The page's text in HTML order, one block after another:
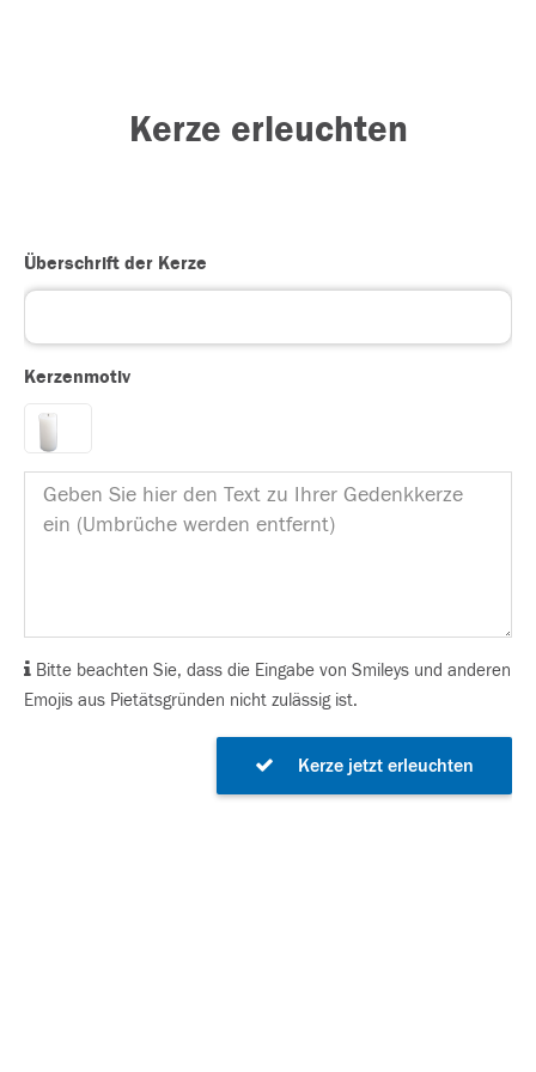
Kerze erleuchten
Überschrift der Kerze
Kerzenmotiv
Bitte beachten Sie, dass die Eingabe von Smileys und anderen
Emojis aus Pietätsgründen nicht zulässig ist.
Kerze jetzt erleuchten